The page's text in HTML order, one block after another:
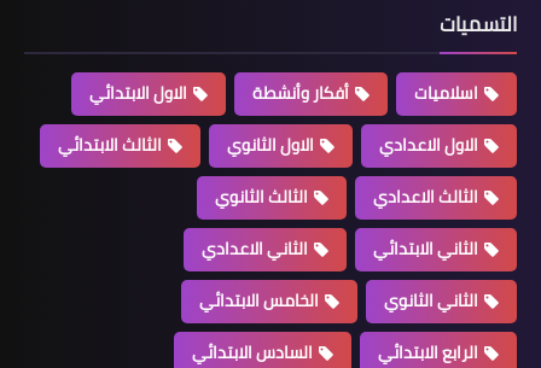
التسميات
اسلاميات أفكار وأنشطة
الاول الابتدائي
الاول الاعدادي
الاول الثانوي
الثالث الابتدائي
الثالث الاعدادي
الثالث الثانوي
الثاني الابتدائي
الثاني الاعدادي
الثاني الثانوي
الخامس الابتدائي
الرابع الابتدائي
السادس الابتدائي